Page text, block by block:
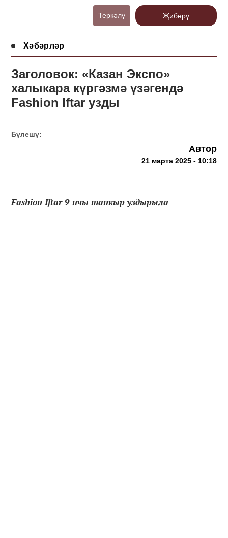
Теркәлү Җибәрү
Хәбәрләр
Заголовок: «Казан Экспо»
халыкара күргәзмә үзәгендә
Fashion Iftar узды
Бүлешү:
Автор
21 марта 2025 - 10:18
Fashion Iftar 9 нчы тапкыр уздырыла